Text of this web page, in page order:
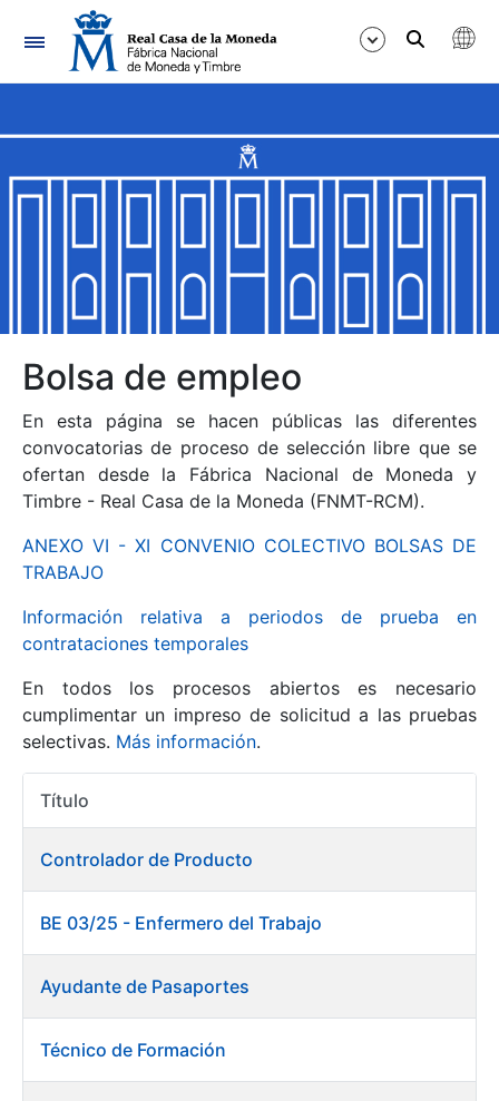
Navegación
Mostrar/Ocultar
Mostrar/Ocultar
Mostrar/Ocultar
Mostrar/Ocultar
Mostrar/Ocultar
Mostrar/Ocultar
Mostrar/Ocultar
Bolsa de empleo
En esta página se hacen públicas las diferentes
convocatorias de proceso de selección libre que se
ofertan desde la Fábrica Nacional de Moneda y
Timbre - Real Casa de la Moneda (FNMT-RCM).
ANEXO VI - XI CONVENIO COLECTIVO BOLSAS DE
TRABAJO
Información relativa a periodos de prueba en
contrataciones temporales
En todos los procesos abiertos es necesario
cumplimentar un impreso de solicitud a las pruebas
selectivas. Más información.
Título
Controlador de Producto
BE 03/25 - Enfermero del Trabajo
Ayudante de Pasaportes
Técnico de Formación